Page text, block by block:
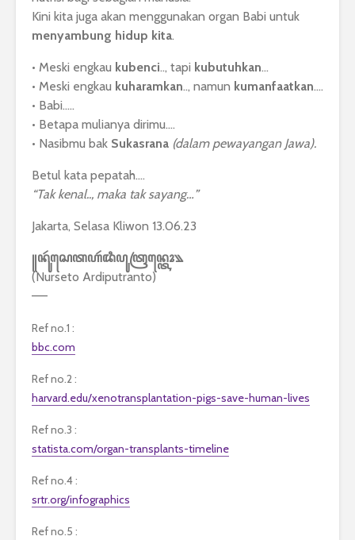
Kini kita juga akan menggunakan organ Babi untuk
menyambung hidup kita.
• Meski engkau kubenci.., tapi kubutuhkan…
• Meski engkau kuharamkan.., namun kumanfaatkan….
• Babi…..
• Betapa mulianya dirimu….
• Nasibmu bak Sukasrana (dalam pewayangan Jawa).
Betul kata pepatah….
“Tak kenal.., maka tak sayang…”
Jakarta, Selasa Kliwon 13.06.23
꧋ꦤꦸꦂꦱꦺꦠꦲꦂꦢꦶꦥꦸꦠꦿꦤ꧀ꦠꦺꦴ꧉
(Nurseto Ardiputranto)
—–
Ref no.1 :
bbc.com
Ref no.2 :
harvard.edu/xenotransplantation-pigs-save-human-lives
Ref no.3 :
statista.com/organ-transplants-timeline
Ref no.4 :
srtr.org/infographics
Ref no.5 :